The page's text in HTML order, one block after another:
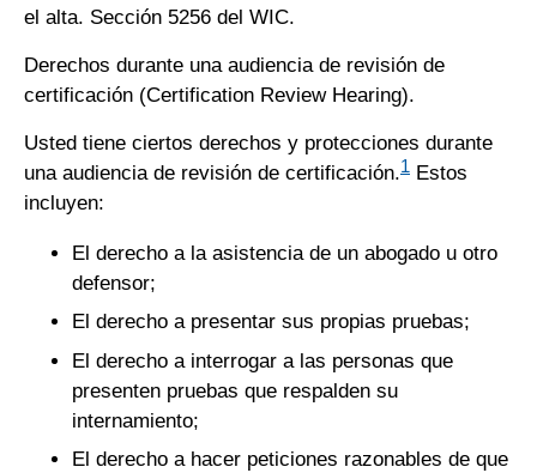
el alta. Sección 5256 del WIC.
Derechos durante una audiencia de revisión de
certificación (Certification Review Hearing).
Usted tiene ciertos derechos y protecciones durante
una audiencia de revisión de certificación.1 Estos
incluyen:
El derecho a la asistencia de un abogado u otro
defensor;
El derecho a presentar sus propias pruebas;
El derecho a interrogar a las personas que
presenten pruebas que respalden su
internamiento;
El derecho a hacer peticiones razonables de que